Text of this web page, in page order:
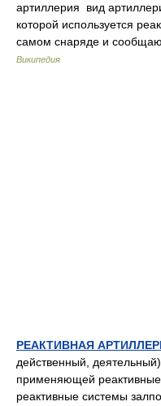
артиллерия вид
которой используется
самом снаряде и
Википедия
РЕАКТИВНАЯ
действенный,
применяющей реактивные
реактивные системы